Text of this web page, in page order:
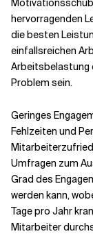
hervorragenden
die besten
einfallsreichen
Arbeitsbelastung
Problem sein.
Geringes
Fehlzeiten und
Umfragen zum
Grad des
werden kann,
Tage pro Jahr
Mitarbeiter